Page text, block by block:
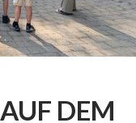
DEM